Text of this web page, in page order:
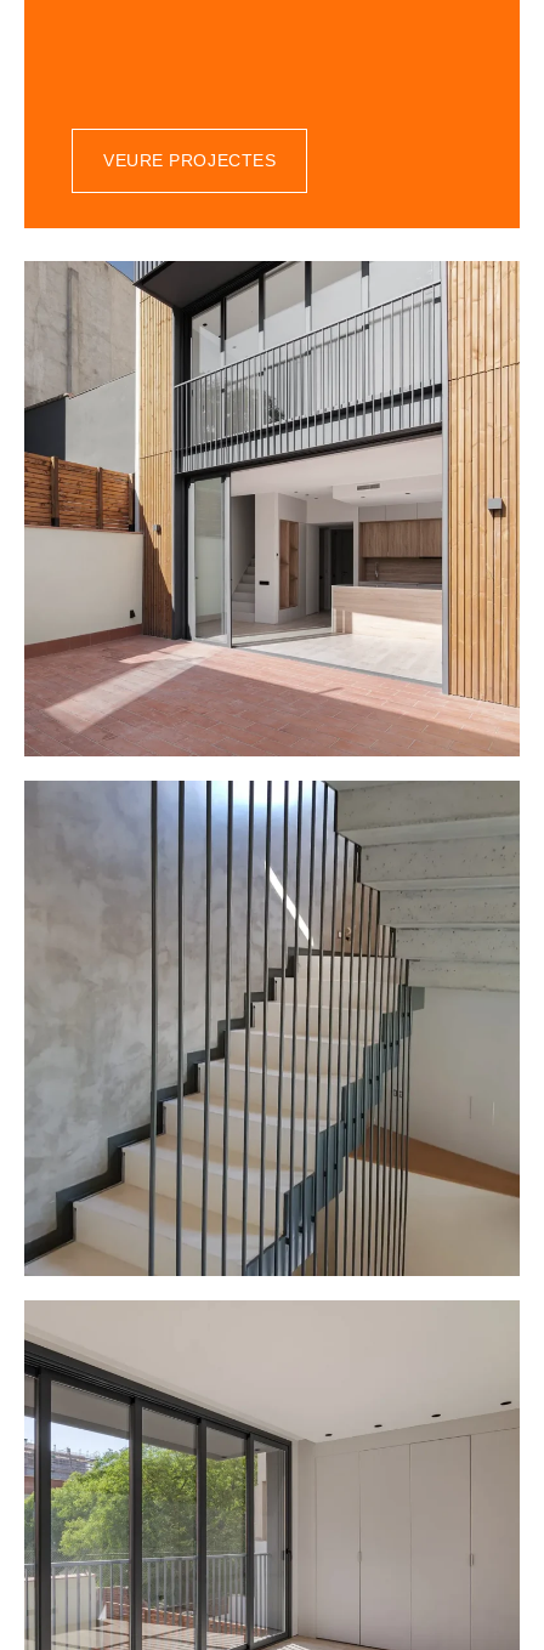
VEURE PROJECTES